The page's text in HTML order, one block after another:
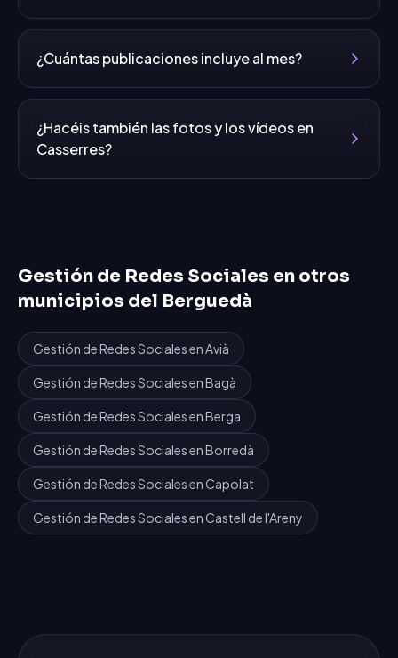
¿Cuántas publicaciones incluye al mes?
¿Hacéis también las fotos y los vídeos en
Casserres?
Gestión de Redes Sociales en otros
municipios del Berguedà
Gestión de Redes SocialesenAvià
Gestión de Redes SocialesenBagà
Gestión de Redes SocialesenBerga
Gestión de Redes SocialesenBorredà
Gestión de Redes SocialesenCapolat
Gestión de Redes SocialesenCastell de l'Areny